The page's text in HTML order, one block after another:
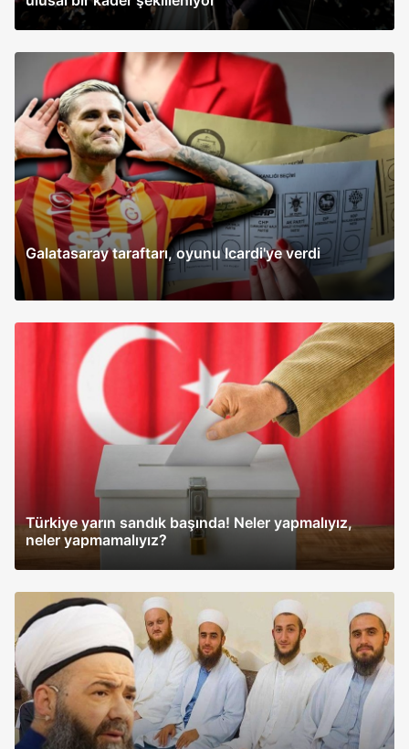
Galatasaray taraftarı, oyunu Icardi'ye verdi
Türkiye yarın sandık başında! Neler yapmalıyız,
neler yapmamalıyız?